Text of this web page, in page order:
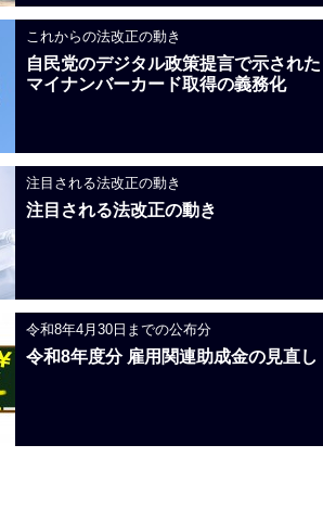
これからの法改正の動き
自民党のデジタル政策提言で示された
マイナンバーカード取得の義務化
注目される法改正の動き
注目される法改正の動き
令和8年4月30日までの公布分
令和8年度分 雇用関連助成金の見直し